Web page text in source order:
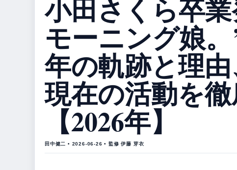
小田さくら卒業
モーニング娘。
年の軌跡と理由
現在の活動を
【2026年】
田中健二 • 2026-06-26 • 監修 伊藤 芽衣